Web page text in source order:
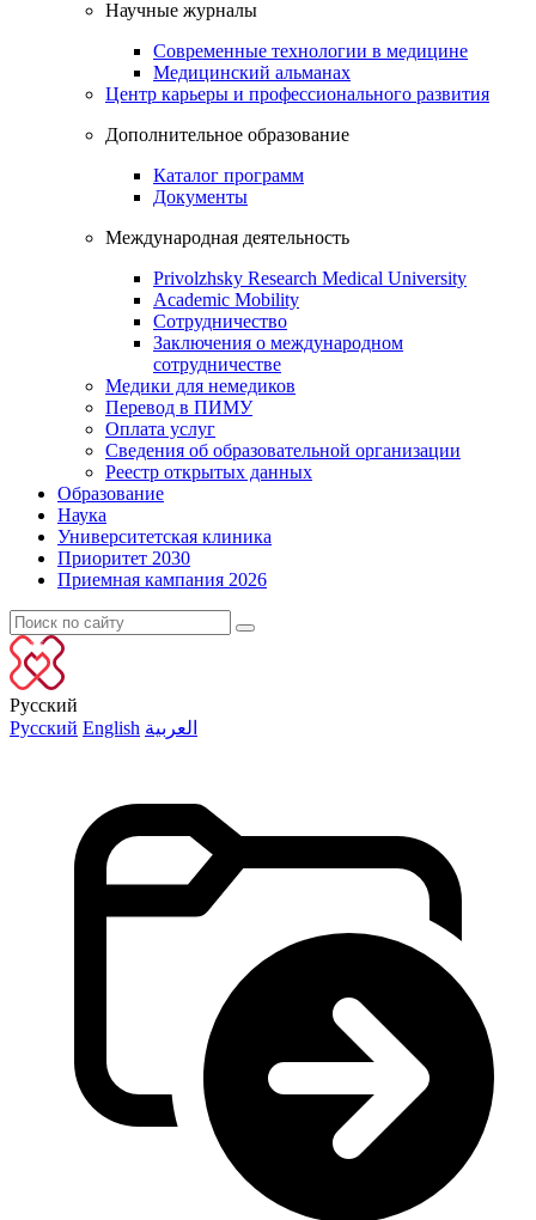
Научные журналы
Современные технологии в медицине
Медицинский альманах
Центр карьеры и профессионального развития
Дополнительное образование
Каталог программ
Документы
Международная деятельность
Privolzhsky Research Medical University
Academic Mobility
Сотрудничество
Заключения о международном
сотрудничестве
Медики для немедиков
Перевод в ПИМУ
Оплата услуг
Сведения об образовательной организации
Реестр открытых данных
Образование
Наука
Университетская клиника
Приоритет 2030
Приемная кампания 2026
Русский
Русский English العربية